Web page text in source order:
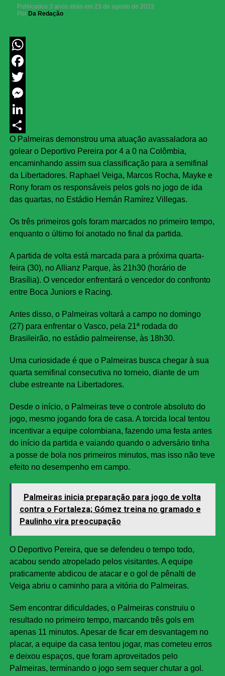
Publicados 3 anos atrás em 23 de agosto de 2023
Por Da Redação
WhatsApp
Facebook
Twitter
Messenger
LinkedIn
Share
O Palmeiras demonstrou uma atuação avassaladora ao
golear o Deportivo Pereira por 4 a 0 na Colômbia,
encaminhando assim sua classificação para a semifinal
da Libertadores. Raphael Veiga, Marcos Rocha, Mayke e
Rony foram os responsáveis pelos gols no jogo de ida
das quartas, no Estádio Hernán Ramírez Villegas.
Os três primeiros gols foram marcados no primeiro tempo,
enquanto o último foi anotado no final da partida.
A partida de volta está marcada para a próxima quarta-
feira (30), no Allianz Parque, às 21h30 (horário de
Brasília). O vencedor enfrentará o vencedor do confronto
entre Boca Juniors e Racing.
Antes disso, o Palmeiras voltará a campo no domingo
(27) para enfrentar o Vasco, pela 21ª rodada do
Brasileirão, no estádio palmeirense, às 18h30.
Uma curiosidade é que o Palmeiras busca chegar à sua
quarta semifinal consecutiva no torneio, diante de um
clube estreante na Libertadores.
Desde o início, o Palmeiras teve o controle absoluto do
jogo, mesmo jogando fora de casa. A torcida local tentou
incentivar a equipe colombiana, fazendo uma festa antes
do início da partida e vaiando quando o adversário tinha
a posse de bola nos primeiros minutos, mas isso não teve
efeito no desempenho em campo.
Palmeiras inicia preparação para jogo de volta
contra o Fortaleza; Gómez treina no gramado e
Paulinho vira preocupação
O Deportivo Pereira, que se defendeu o tempo todo,
acabou sendo atropelado pelos visitantes. A equipe
praticamente abdicou de atacar e o gol de pênalti de
Veiga abriu o caminho para a vitória do Palmeiras.
Sem encontrar dificuldades, o Palmeiras construiu o
resultado no primeiro tempo, marcando três gols em
apenas 11 minutos. Apesar de ficar em desvantagem no
placar, a equipe da casa tentou jogar, mas cometeu erros
e deixou espaços, que foram aproveitados pelo
Palmeiras, terminando o jogo sem sequer chutar a gol.